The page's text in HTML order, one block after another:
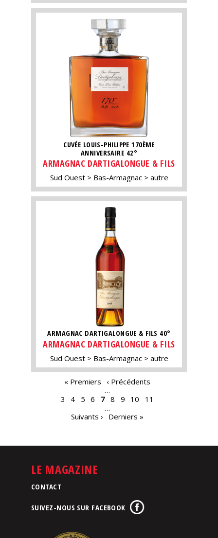
CUVÉE LOUIS-PHILIPPE 170ÈME
ANNIVERSAIRE 42°
ARMAGNAC DARTIGALONGUE & FILS
Sud Ouest Bas-Armagnac autre
ARMAGNAC DARTIGALONGUE & FILS 40°
ARMAGNAC DARTIGALONGUE & FILS
Sud Ouest Bas-Armagnac autre
« Premiers
‹ Précédents
…
3
4 5 6 7 8 9 10
11
…
Suivants ›
Derniers »
LE MAGAZINE
CONTACT
SUIVEZ-NOUS SUR FACEBOOK